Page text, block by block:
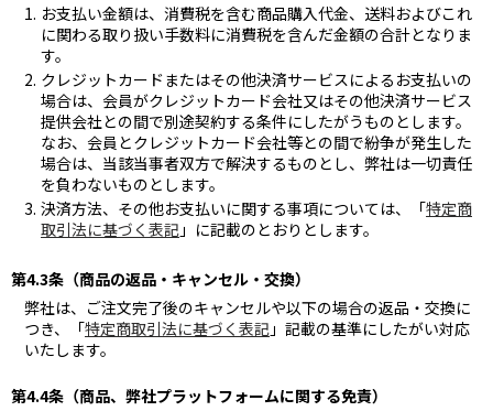
お支払い金額は、消費税を含む商品購入代金、送料およびこれ
に関わる取り扱い手数料に消費税を含んだ金額の合計となりま
す。
クレジットカードまたはその他決済サービスによるお支払いの
場合は、会員がクレジットカード会社又はその他決済サービス
提供会社との間で別途契約する条件にしたがうものとします。
なお、会員とクレジットカード会社等との間で紛争が発生した
場合は、当該当事者双方で解決するものとし、弊社は一切責任
を負わないものとします。
決済方法、その他お支払いに関する事項については、「特定商
取引法に基づく表記 」に記載のとおりとします。
第4.3条（商品の返品・キャンセル・交換）
弊社は、ご注文完了後のキャンセルや以下の場合の返品・交換に
つき、「特定商取引法に基づく表記 」記載の基準にしたがい対応
いたします。
第4.4条（商品、弊社プラットフォームに関する免責）